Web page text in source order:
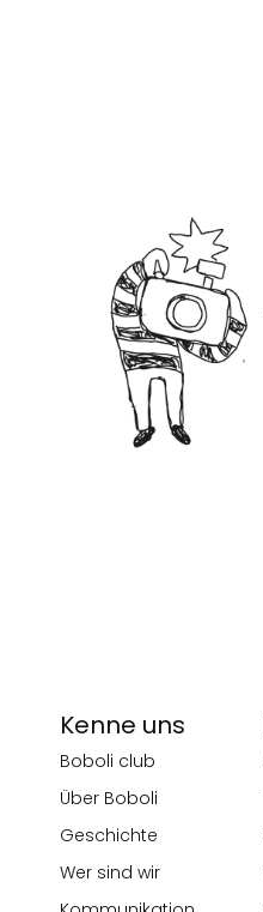
Kenne uns
Boboli club
Über Boboli
Geschichte
Wer sind wir